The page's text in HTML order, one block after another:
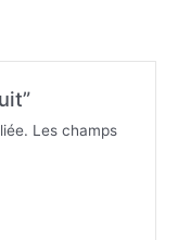
Les champs